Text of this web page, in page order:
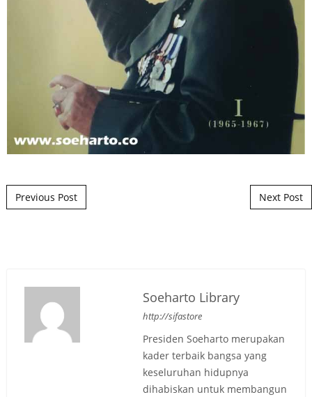
Post navigation
Previous Post Next Post
Soeharto Library
http://sifastore
Presiden Soeharto merupakan
kader terbaik bangsa yang
keseluruhan hidupnya
dihabiskan untuk membangun